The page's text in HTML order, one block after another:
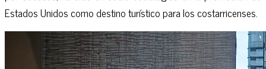
Estados Unidos como destino turístico para los costarricenses.